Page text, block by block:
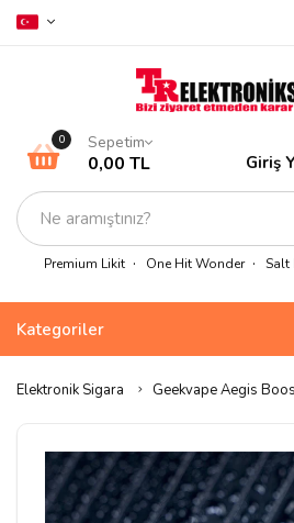
Premium Likit One Hit Wonder Salt
0 Sepetim
0,00 TL Giriş
Kategoriler
Elektronik Sigara Geekvape Aegis